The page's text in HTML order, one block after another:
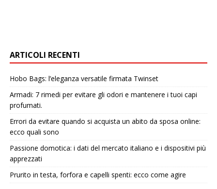
ARTICOLI RECENTI
Hobo Bags: l’eleganza versatile firmata Twinset
Armadi: 7 rimedi per evitare gli odori e mantenere i tuoi capi
profumati.
Errori da evitare quando si acquista un abito da sposa online:
ecco quali sono
Passione domotica: i dati del mercato italiano e i dispositivi più
apprezzati
Prurito in testa, forfora e capelli spenti: ecco come agire